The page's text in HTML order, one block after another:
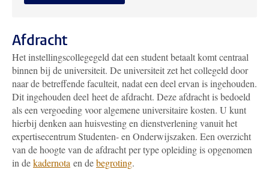
Afdracht
Het instellingscollegegeld dat een student betaalt komt centraal
binnen bij de universiteit. De universiteit zet het collegeld door
naar de betreffende faculteit, nadat een deel ervan is ingehouden.
Dit ingehouden deel heet de afdracht. Deze afdracht is bedoeld
als een vergoeding voor algemene universitaire kosten. U kunt
hierbij denken aan huisvesting en dienstverlening vanuit het
expertisecentrum Studenten- en Onderwijszaken. Een overzicht
van de hoogte van de afdracht per type opleiding is opgenomen
in dekadernota en debegroting.